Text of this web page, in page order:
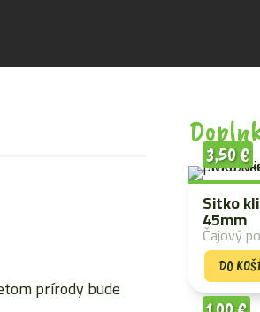
prírody bude
Sitko
45mm
3,50€
Čajový
DO